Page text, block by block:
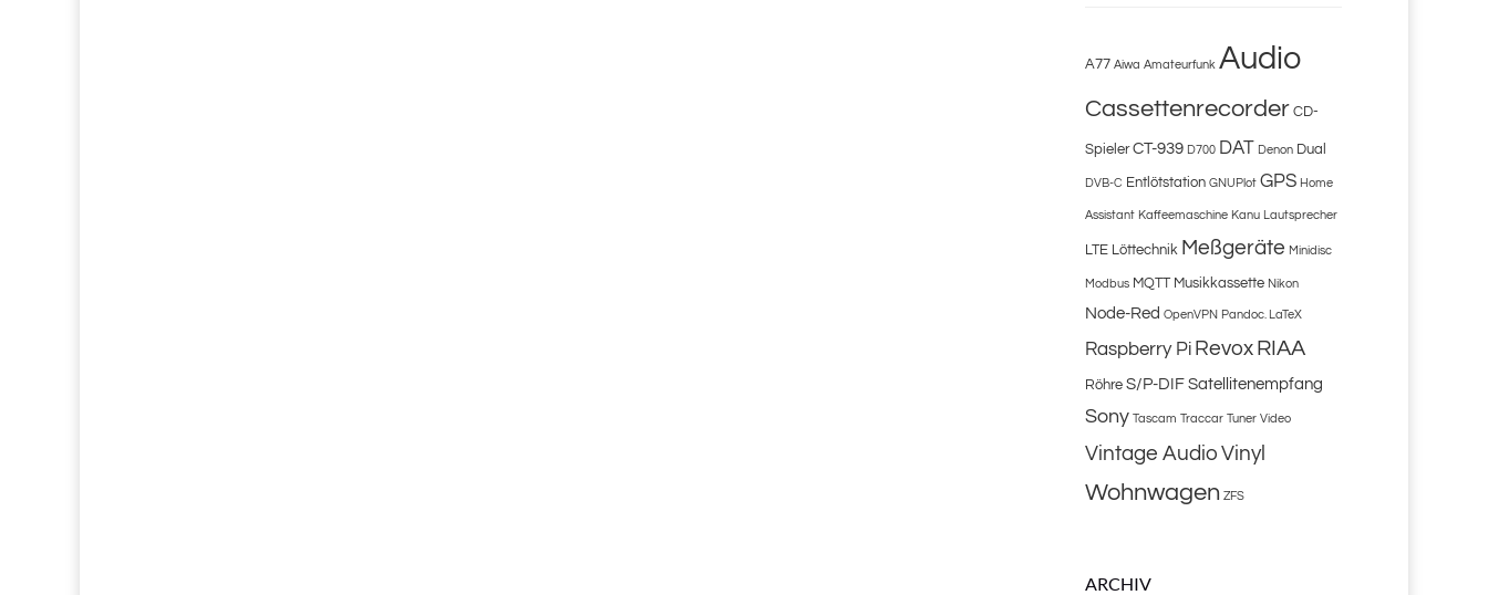
A77 Aiwa Amateurfunk Audio
Cassettenrecorder CD-
Spieler CT-939 D700 DAT Denon Dual
DVB-C Entlötstation GNUPlot GPS Home
Assistant Kaffeemaschine Kanu Lautsprecher
LTE Löttechnik Meßgeräte Minidisc
Modbus MQTT Musikkassette Nikon
Node-Red OpenVPN Pandoc. LaTeX
Raspberry Pi Revox RIAA
Röhre S/P-DIF Satellitenempfang
Sony Tascam Traccar Tuner Video
Vintage Audio Vinyl
Wohnwagen ZFS
ARCHIV